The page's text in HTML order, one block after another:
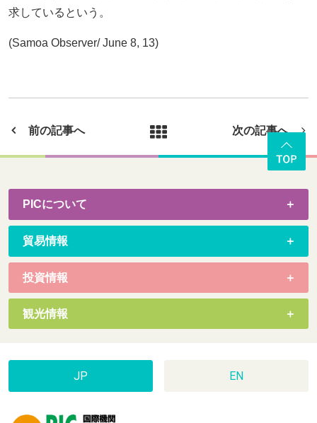
求しているという。
(Samoa Observer/ June 8, 13)
前の記事へ 次の記事へ
PICについて
貿易情報
投資情報
観光情報
JP EN